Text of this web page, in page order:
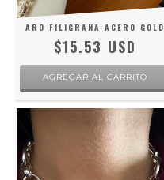
ARO FILIGRANA ACERO GOLD
$15.53 USD